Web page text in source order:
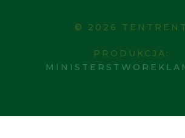
© 2026 TENTRENT
PRODUKCJA: